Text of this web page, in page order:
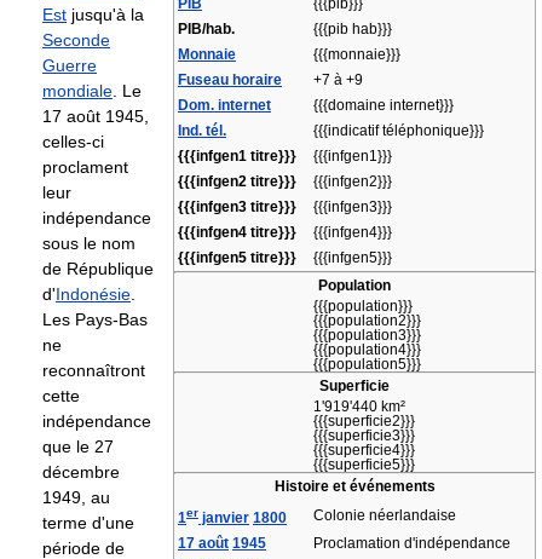
PIB
{{{pib}}}
PIB/hab.
{{{pib hab}}}
Monnaie
{{{monnaie}}}
Fuseau horaire
+7 à +9
Dom. internet
{{{domaine internet}}}
Ind. tél.
{{{indicatif téléphonique}}}
{{{infgen1 titre}}}
{{{infgen1}}}
{{{infgen2 titre}}}
{{{infgen2}}}
{{{infgen3 titre}}}
{{{infgen3}}}
{{{infgen4 titre}}}
{{{infgen4}}}
{{{infgen5 titre}}}
{{{infgen5}}}
Population
{{{population}}}
{{{population2}}}
{{{population3}}}
{{{population4}}}
{{{population5}}}
Superficie
1'919'440 km²
{{{superficie2}}}
{{{superficie3}}}
{{{superficie4}}}
{{{superficie5}}}
Histoire et événements
1er janvier 1800
Colonie néerlandaise
17 août 1945
Proclamation d'indépendance
Est jusqu'à la
Seconde
Guerre
mondiale . Le
17 août 1945,
celles-ci
proclament
leur
indépendance
sous le nom
de République
d'Indonésie
Les Pays-Bas
ne
reconnaîtront
cette
indépendance
que le 27
décembre
1949, au
terme d'une
période de